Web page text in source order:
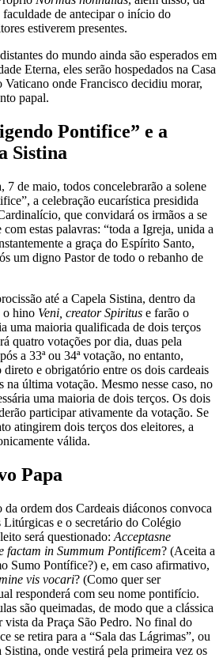
de antecipar o início do
estiverem presentes.
do mundo ainda são esperados em
Eterna, eles serão hospedados na Casa
Vaticano onde Francisco decidiu morar,
papal.
Pontifice” e a
Sistina
7 de maio, todos concelebrarão a solene
a celebração eucarística presidida
que convidará os irmãos a se
estas palavras: “toda a Igreja, unida a
a graça do Espírito Santo,
um digno Pastor de todo o rebanho de
até a Capela Sistina, dentro da
o hino Veni, creator Spiritus e farão o
uma maioria qualificada de dois terços
quatro votações por dia, duas pela
a 33ª ou 34ª votação, no entanto,
e obrigatório entre os dois cardeais
na última votação. Mesmo nesse caso, no
uma maioria de dois terços. Os dois
participar ativamente da votação. Se
atingirem dois terços dos eleitores, a
válida.
Papa
ordem dos Cardeais diáconos convoca
Litúrgicas e o secretário do Colégio
será questionado: Acceptasne
factam in Summum Pontificem? (Aceita a
Sumo Pontífice?) e, em caso afirmativo,
vis vocari? (Como quer ser
responderá com seu nome pontifício.
são queimadas, de modo que a clássica
vista da Praça São Pedro. No final do
se retira para a “Sala das Lágrimas”, ou
Sistina, onde vestirá pela primeira vez os